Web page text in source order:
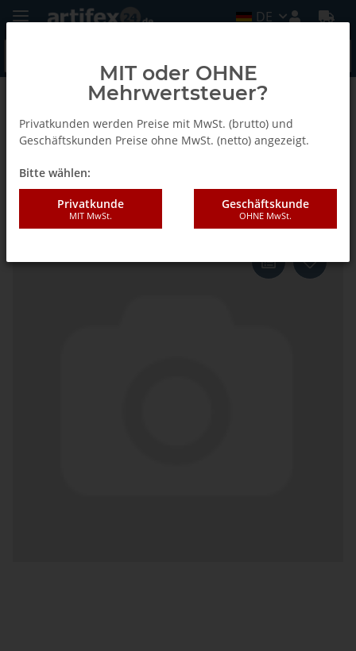
DE
Zurück zur Liste Fein
Fein Schneidmesser gerade
Form, VE 100 St
MIT oder OHNE
Mehrwertsteuer?
Privatkunden werden Preise mit MwSt. (brutto) und
Geschäftskunden Preise ohne MwSt. (netto) angezeigt.
Bitte wählen:
Privatkunde
MIT MwSt.
Geschäftskunde
OHNE MwSt.